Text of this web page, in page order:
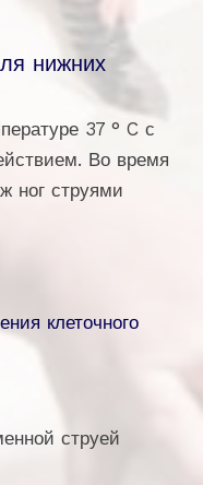
нижних
37 ° C с
Во время
ног струями
клеточного
струей